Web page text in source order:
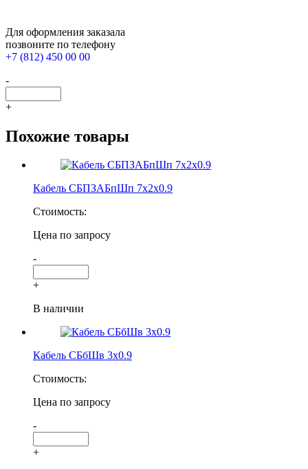
Для оформления заказала
позвоните по телефону
+7 (812) 450 00 00
-
+
Похожие товары
Кабель СБПЗАБпШп 7х2х0.9
Стоимость:
Цена по запросу
-
+
В наличии
Кабель СБбШв 3х0.9
Стоимость:
Цена по запросу
-
+